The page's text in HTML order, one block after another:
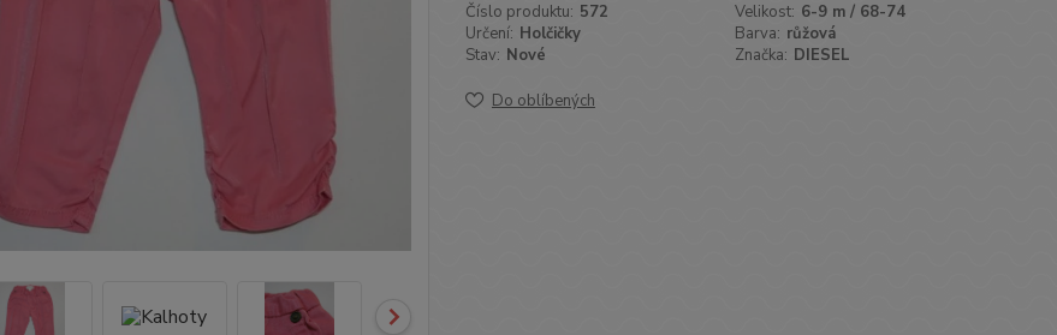
Číslo produktu: 572 Velikost: 6-9 m / 68-74
Určení: Holčičky Barva: růžová
Stav: Nové Značka: DIESEL
Do oblíbených